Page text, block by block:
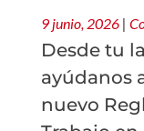
9 junio, 2026 |
Desde tu
ayúdanos
nuevo